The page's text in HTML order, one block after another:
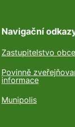
Navigační
Zastupitelstvo obce
Povinně
informace
Munipolis